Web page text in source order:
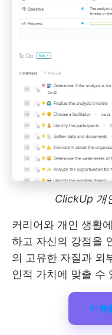
ClickUp 개
커리어와 개인 생활
하고 자신의 강점을
의 고유한 자질과 외
인적 가치에 맞출 수
이 템